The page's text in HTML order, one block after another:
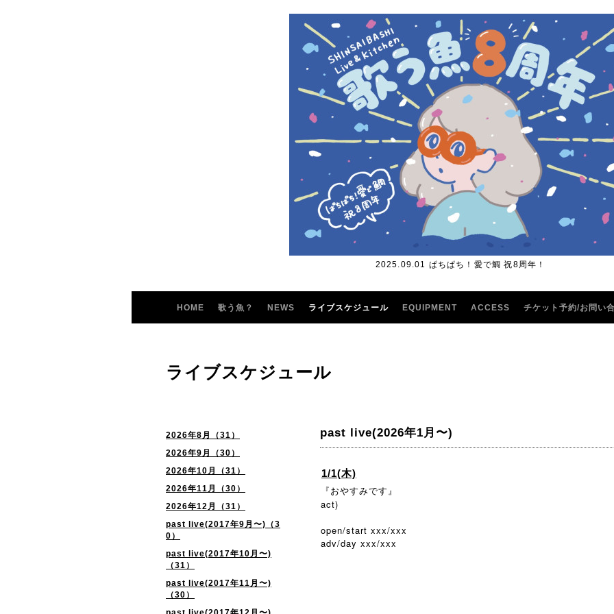
2025.09.01 ぱちぱち！愛で鯛 祝8周年！
HOME 歌う魚？ NEWS ライブスケジュール EQUIPMENT ACCESS チケット予約/お問い
2026年8月（31）
2026年9月（30）
2026年10月（31）
2026年11月（30）
2026年12月（31）
past live(2017年9月〜)（3
0）
past live(2017年10月〜)
（31）
past live(2017年11月〜)
（30）
ライブスケジュール
past live(2026年1月〜)
1/1(木)
『おやすみです』
act)
open/start xxx/xxx
adv/day xxx/xxx